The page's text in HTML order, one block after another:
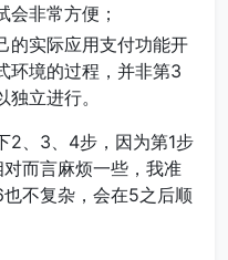
非常方便；
的实际应用支付功能开
环境的过程，并非第3
立进行。
2、3、4步，因为第1步
而言麻烦一些，我准
不复杂，会在5之后顺